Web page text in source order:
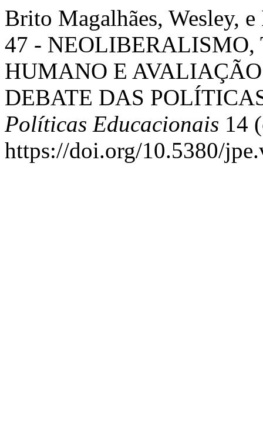
Brito Magalhães, Wesley,
47 -
HUMANO E
DEBATE DAS
Políticas Educacionais 14
https://doi.org/10.5380/